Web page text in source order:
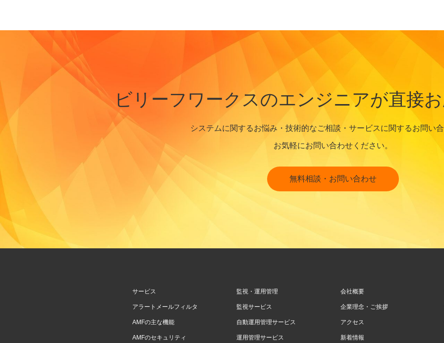
ビリーフワークスのエンジニアが直接お
システムに関するお悩み・技術的なご相談・サービスに関するお問い合
お気軽にお問い合わせください。
無料相談・お問い合わせ
サービス
アラートメールフィルタ
AMFの主な機能
AMFのセキュリティ
監視・運用管理
監視サービス
自動運用管理サービス
運用管理サービス
会社概要
企業理念・ご挨拶
アクセス
新着情報